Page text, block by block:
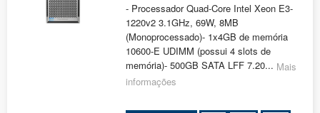
- Processador Quad-Core Intel Xeon E3-
1220v2 3.1GHz, 69W, 8MB
(Monoprocessado)- 1x4GB de memória
10600-E UDIMM (possui 4 slots de
memória)- 500GB SATA LFF 7.20... Mais
informações